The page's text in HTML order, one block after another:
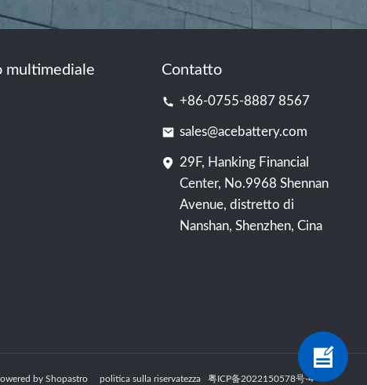
multimediale Contatto
+86-0755-8887 8567
sales@acebattery.com
29F, Hanking Financial
Center, No.9968 Shennan
Avenue, distretto di
Nanshan, Shenzhen, Cina
by Shopastro politica sulla riservatezza 粤ICP备2022150578号-4